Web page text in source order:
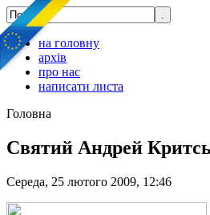
на головну
архів
про нас
написати листа
Головна
Святий Андрей
Середа, 25 лютого 2009, 12:46